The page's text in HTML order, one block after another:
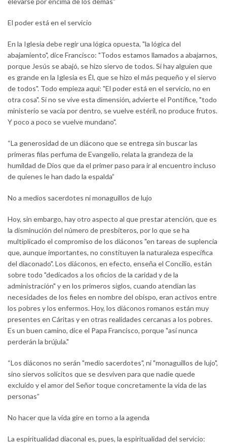
El poder está en el servicio
En la Iglesia debe regir una lógica opuesta, "la lógica del
abajamiento", dice Francisco: "Todos estamos llamados a abajarnos,
porque Jesús se abajó, se hizo siervo de todos. Si hay alguien que
es grande en la Iglesia es Él, que se hizo el más pequeño y el siervo
de todos". Todo empieza aquí: "El poder está en el servicio, no en
otra cosa". Si no se vive esta dimensión, advierte el Pontífice, "todo
ministerio se vacía por dentro, se vuelve estéril, no produce frutos.
Y poco a poco se vuelve mundano".
“La generosidad de un diácono que se entrega sin buscar las
primeras filas perfuma de Evangelio, relata la grandeza de la
humildad de Dios que da el primer paso para ir al encuentro incluso
de quienes le han dado la espalda”
No a medios sacerdotes ni monaguillos de lujo
Hoy, sin embargo, hay otro aspecto al que prestar atención, que es
la disminución del número de presbíteros, por lo que se ha
multiplicado el compromiso de los diáconos "en tareas de suplencia
que, aunque importantes, no constituyen la naturaleza específica
del diaconado". Los diáconos, en efecto, enseña el Concilio, están
sobre todo "dedicados a los oficios de la caridad y de la
administración" y en los primeros siglos, cuando atendían las
necesidades de los fieles en nombre del obispo, eran activos entre
los pobres y los enfermos. Hoy, los diáconos romanos están muy
presentes en Cáritas y en otras realidades cercanas a los pobres.
Es un buen camino, dice el Papa Francisco, porque "así nunca
perderán la brújula."
“Los diáconos no serán "medio sacerdotes", ni "monaguillos de lujo",
sino siervos solícitos que se desviven para que nadie quede
excluido y el amor del Señor toque concretamente la vida de las
personas”
No hacer que la vida gire en torno a la agenda
La espiritualidad diaconal es, pues, la espiritualidad del servicio: